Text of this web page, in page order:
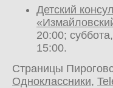
Детский
20:00;
15:00.
Страницы
Одноклассники,